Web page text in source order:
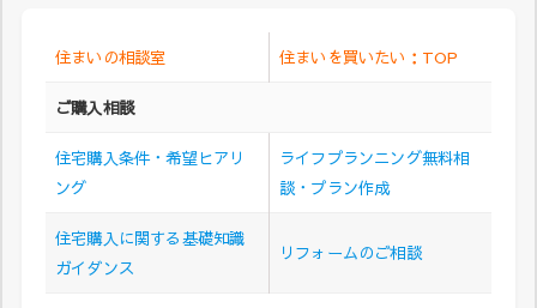
住まいの相談室 住まいを買いたい：TOP
ご購入相談
住宅購入条件・希望ヒアリ
ング
ライフプランニング無料相
談・プラン作成
住宅購入に関する基礎知識
ガイダンス
リフォームのご相談